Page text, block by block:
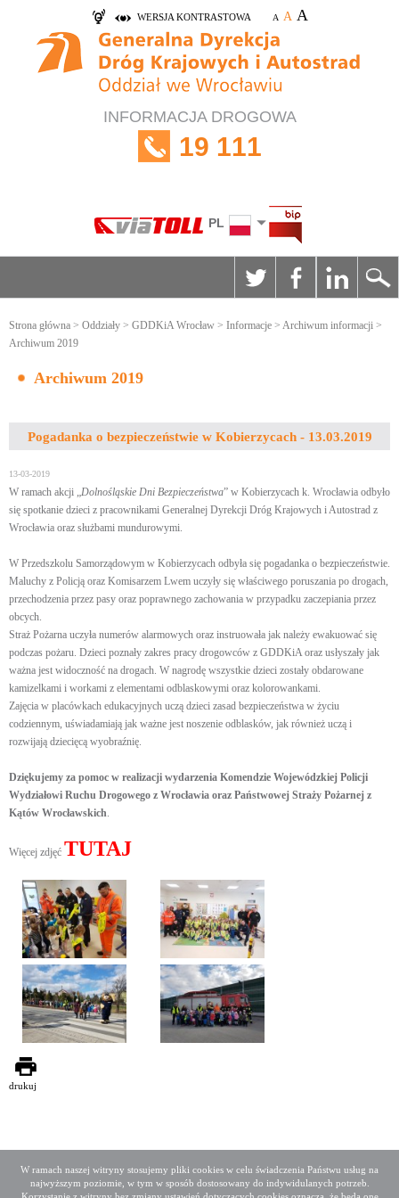
W ramach naszej witryny stosujemy pliki cookies w celu świadczenia Państwu usług na
najwyższym poziomie, w tym w sposób dostosowany do indywidulanych potrzeb.
WERSJA KONTRASTOWA A A A
INFORMACJA DROGOWA
19 111
PL
Strona główna > Oddziały > GDDKiA Wrocław > Informacje > Archiwum informacji >
Archiwum 2019
Archiwum 2019
Pogadanka o bezpieczeństwie w Kobierzycach - 13.03.2019
13-03-2019
W ramach akcji „Dolnośląskie Dni Bezpieczeństwa” w Kobierzycach k. Wrocławia odbyło
się spotkanie dzieci z pracownikami Generalnej Dyrekcji Dróg Krajowych i Autostrad z
Wrocławia oraz służbami mundurowymi.
W Przedszkolu Samorządowym w Kobierzycach odbyła się pogadanka o bezpieczeństwie.
Maluchy z Policją oraz Komisarzem Lwem uczyły się właściwego poruszania po drogach,
przechodzenia przez pasy oraz poprawnego zachowania w przypadku zaczepiania przez
obcych.
Straż Pożarna uczyła numerów alarmowych oraz instruowała jak należy ewakuować się
podczas pożaru. Dzieci poznały zakres pracy drogowców z GDDKiA oraz usłyszały jak
ważna jest widoczność na drogach. W nagrodę wszystkie dzieci zostały obdarowane
kamizelkami i workami z elementami odblaskowymi oraz kolorowankami.
Zajęcia w placówkach edukacyjnych uczą dzieci zasad bezpieczeństwa w życiu
codziennym, uświadamiają jak ważne jest noszenie odblasków, jak również uczą i
rozwijają dziecięcą wyobraźnię.
Dziękujemy za pomoc w realizacji wydarzenia Komendzie Wojewódzkiej Policji
Wydziałowi Ruchu Drogowego z Wrocławia oraz Państwowej Straży Pożarnej z
Kątów Wrocławskich.
Więcej zdjęć TUTAJ
drukuj
Deklaracja dostępności Mapa serwisu